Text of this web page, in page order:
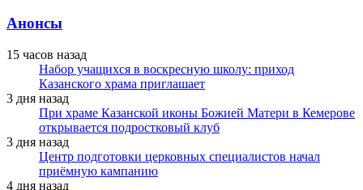
Анонсы
15 часов назад
Набор учащихся в воскресную школу: приход
Казанского храма приглашает
3 дня назад
При храме Казанской иконы Божией Матери в Кемерове
открывается подростковый клуб
3 дня назад
Центр подготовки церковных специалистов начал
приёмную кампанию
4 дня назад